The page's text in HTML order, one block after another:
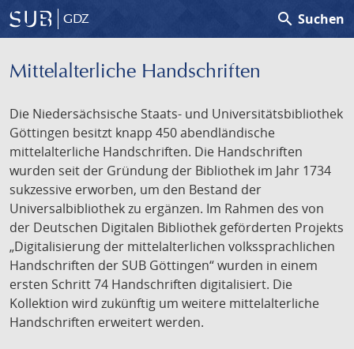
GDZ search Suchen
Mittelalterliche Handschriften
Die Niedersächsische Staats- und Universitätsbibliothek
Göttingen besitzt knapp 450 abendländische
mittelalterliche Handschriften. Die Handschriften
wurden seit der Gründung der Bibliothek im Jahr 1734
sukzessive erworben, um den Bestand der
Universalbibliothek zu ergänzen. Im Rahmen des von
der Deutschen Digitalen Bibliothek geförderten Projekts
„Digitalisierung der mittelalterlichen volkssprachlichen
Handschriften der SUB Göttingen“ wurden in einem
ersten Schritt 74 Handschriften digitalisiert. Die
Kollektion wird zukünftig um weitere mittelalterliche
Handschriften erweitert werden.